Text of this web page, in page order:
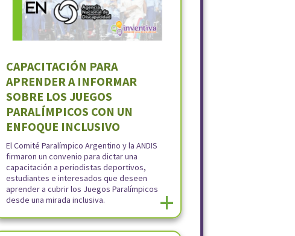
CAPACITACIÓN PARA
APRENDER A INFORMAR
SOBRE LOS JUEGOS
PARALÍMPICOS CON UN
ENFOQUE INCLUSIVO
El Comité Paralímpico Argentino y la ANDIS
firmaron un convenio para dictar una
capacitación a periodistas deportivos,
estudiantes e interesados que deseen
aprender a cubrir los Juegos Paralímpicos
desde una mirada inclusiva.
+